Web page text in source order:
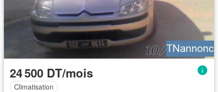
24 500 DT/mois
Climatisation